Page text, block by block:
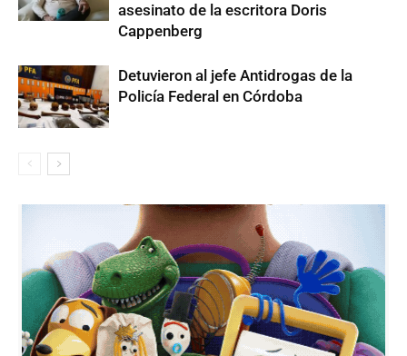
asesinato de la escritora Doris
Cappenberg
Detuvieron al jefe Antidrogas de la
Policía Federal en Córdoba